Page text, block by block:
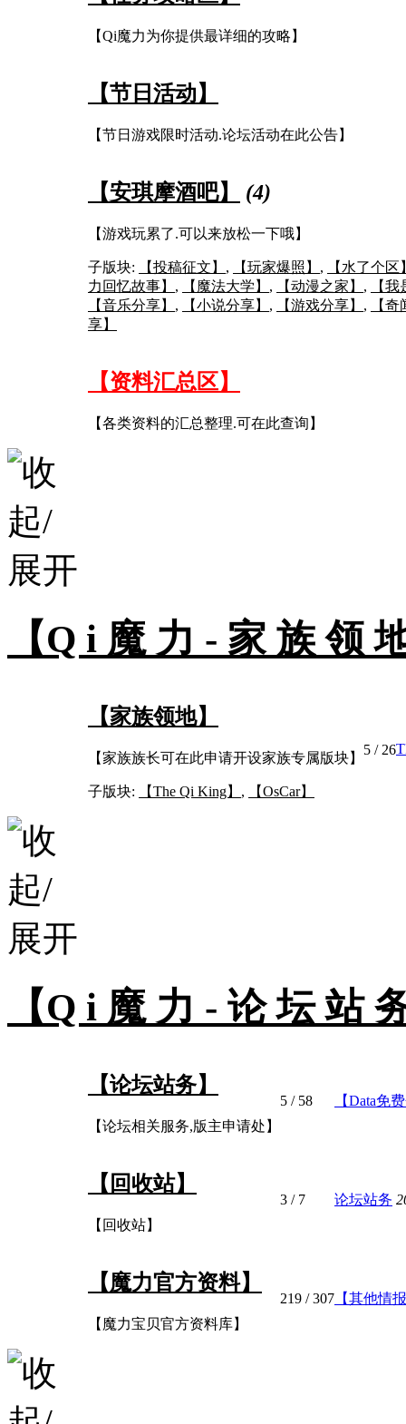
【Qi魔力为你提供最详细的攻略】
【节日活动】
【节日游戏限时活动.论坛活动在此公告】
【安琪摩酒吧】 (4)
【游戏玩累了.可以来放松一下哦】
子版块: 【投稿征文】 , 【玩家爆照】 ,
【水了个区
力回忆故事】 , 【魔法大学】 , 【动漫之家】 ,
【
【音乐分享】 , 【小说分享】 , 【游戏分享】 ,
【
享】
【资料汇总区】
【各类资料的汇总整理.可在此查询】
【Q i 魔 力 - 家 族 领
【家族领地】
【家族族长可在此申请开设家族专属版块】
子版块: 【The Qi King】 , 【OsCar】
5 / 26
【Q i 魔 力 - 论 坛 站
【论坛站务】
【论坛相关服务,版主申请处】
5 / 58 【Data免
【回收站】
【回收站】
3 / 7 论坛站务
【魔力官方资料】
【魔力宝贝官方资料库】
219 / 307 【其他情